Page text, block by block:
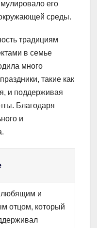
его
среды.
традициям
в семье
много
такие как
и поддерживая
Благодаря
и
и
отцом, который